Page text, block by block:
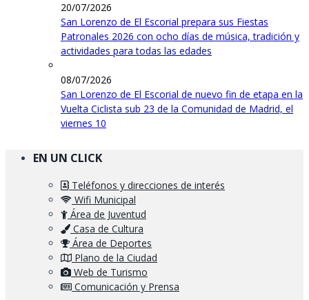
20/07/2026
San Lorenzo de El Escorial prepara sus Fiestas
Patronales 2026 con ocho días de música, tradición y
actividades para todas las edades
08/07/2026
San Lorenzo de El Escorial de nuevo fin de etapa en la
Vuelta Ciclista sub 23 de la Comunidad de Madrid, el
viernes 10
EN UN CLICK
Teléfonos y direcciones de interés
Wifi Municipal
Área de Juventud
Casa de Cultura
Área de Deportes
Plano de la Ciudad
Web de Turismo
Comunicación y Prensa